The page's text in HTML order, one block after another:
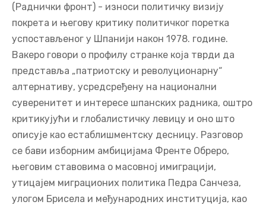
(Раднички фронт) - износи политичку визију
покрета и његову критику политичког поретка
успостављеног у Шпанији након 1978. године.
Вакеро говори о профилу странке која тврди да
представља „патриотску и револуционарну“
алтернативу, усредсређену на национални
суверенитет и интересе шпанских радника, оштро
критикујући и глобалистичку левицу и оно што
описује као естаблишментску десницу. Разговор
се бави изборним амбицијама Френте Обреро,
његовим ставовима о масовној имиграцији,
утицајем миграционих политика Педра Санчеза,
улогом Брисела и међународних институција, као